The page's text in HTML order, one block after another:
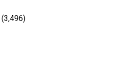
(3,496)